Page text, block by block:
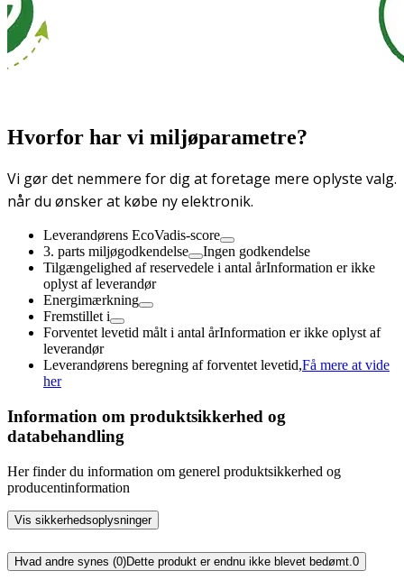
Hvorfor har vi miljøparametre?
Vi gør det nemmere for dig at foretage mere oplyste valg.
når du ønsker at købe ny elektronik.
Leverandørens EcoVadis-score
3. parts miljøgodkendelse
Ingen godkendelse
Tilgængelighed af reservedele i antal årInformation er ikke
oplyst af leverandør
Energimærkning
Fremstillet i
Forventet levetid målt i antal årInformation er ikke oplyst af
leverandør
Leverandørens beregning af forventet levetid,Få mere at vide
her
Information om produktsikkerhed og
databehandling
Her finder du information om generel produktsikkerhed og
producentinformation
Vis sikkerhedsoplysninger
Hvad andre synes (0)Dette produkt er endnu ikke blevet bedømt.0